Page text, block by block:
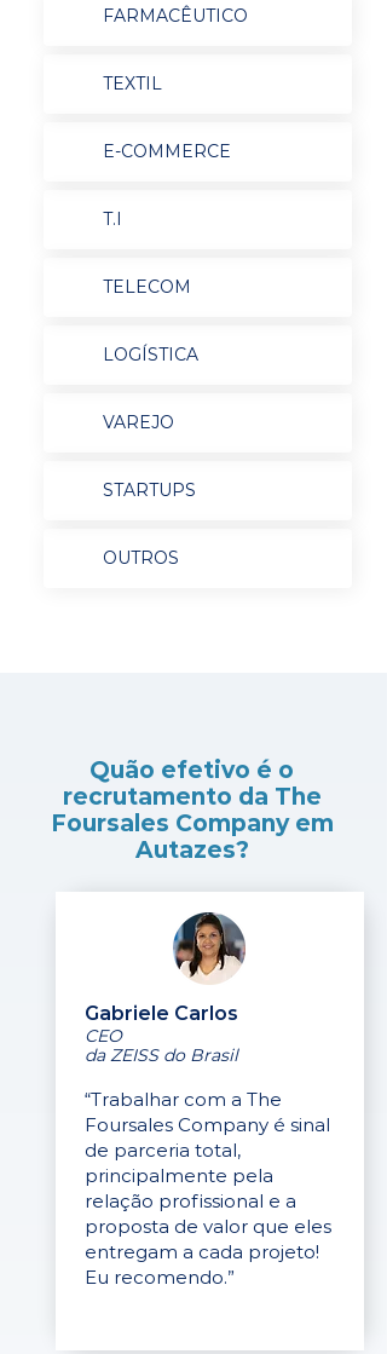
FARMACÊUTICO
TEXTIL
E-COMMERCE
T.I
TELECOM
LOGÍSTICA
VAREJO
STARTUPS
OUTROS
Quão efetivo é o
recrutamento da The
Foursales Company em
Autazes?
Gabriele Carlos
CEO
da ZEISS do Brasil
“Trabalhar com a The
Foursales Company é sinal
de parceria total,
principalmente pela
relação profissional e a
proposta de valor que eles
entregam a cada projeto!
Eu recomendo.”